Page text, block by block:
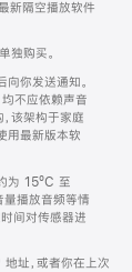
新隔空播放软件
购买。
你发送通知。
均不应依赖声音
该架构于家庭
用最新版本软
为 15ºC 至
播放音频等情
间对传感器进
址，或者你在上次